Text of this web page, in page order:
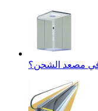
في مصعد الشحن؟